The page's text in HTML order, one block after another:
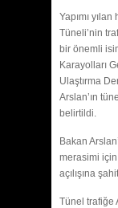
Yapımı
Tüneli’nin
bir önemli
Karayolları
Ulaştırma
Arslan’ın
belirtildi.
Bakan
merasimi
açılışına
Tünel trafiğe